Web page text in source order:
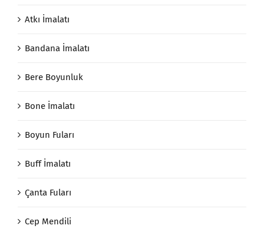
Atkı İmalatı
Bandana İmalatı
Bere Boyunluk
Bone İmalatı
Boyun Fuları
Buff İmalatı
Çanta Fuları
Cep Mendili